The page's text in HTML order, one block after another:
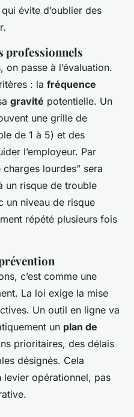
évite d’oublier des
professionnels
passe à l’évaluation.
: la fréquence
gravité potentielle. Un
une grille de
de 1 à 5) et des
l’employeur. Par
lourdes” sera
un risque de trouble
un niveau de risque
répété plusieurs fois
c’est comme une
La loi exige la mise
Un outil en ligne va
un plan de
prioritaires, des délais
désignés. Cela
opérationnel, pas